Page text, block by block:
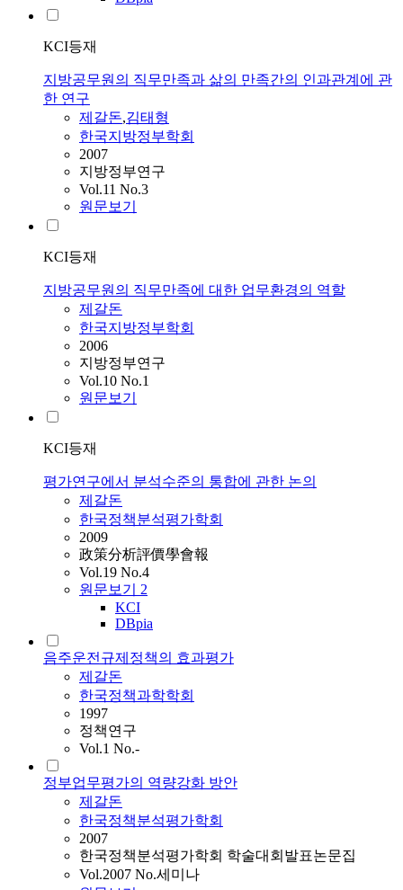
KCI등재
지방공무원의 직무만족과 삶의 만족간의 인과관계에 관
한 연구
제갈돈,김태형
한국지방정부학회
2007
지방정부연구
Vol.11 No.3
원문보기
KCI등재
지방공무원의 직무만족에 대한 업무환경의 역할
제갈돈
한국지방정부학회
2006
지방정부연구
Vol.10 No.1
원문보기
KCI등재
평가연구에서 분석수준의 통합에 관한 논의
제갈돈
한국정책분석평가학회
2009
政策分析評價學會報
Vol.19 No.4
원문보기 2
KCI
DBpia
음주운전규제정책의 효과평가
제갈돈
한국정책과학학회
1997
정책연구
Vol.1 No.-
정부업무평가의 역량강화 방안
제갈돈
한국정책분석평가학회
2007
한국정책분석평가학회 학술대회발표논문집
Vol.2007 No.세미나